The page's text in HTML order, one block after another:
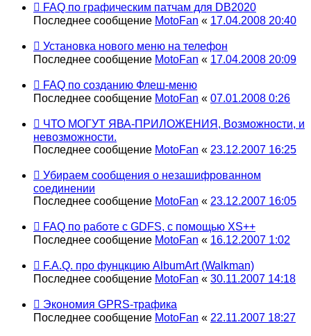
FAQ по графическим патчам для DB2020
Последнее сообщение MotoFan « 17.04.2008 20:40
Установка нового меню на телефон
Последнее сообщение MotoFan « 17.04.2008 20:09
FAQ по созданию Флеш-меню
Последнее сообщение MotoFan « 07.01.2008 0:26
ЧТО МОГУТ ЯВА-ПРИЛОЖЕНИЯ, Возможности, и
невозможности.
Последнее сообщение MotoFan « 23.12.2007 16:25
Убираем сообщения о незашифрованном
соединении
Последнее сообщение MotoFan « 23.12.2007 16:05
FAQ по работе с GDFS, с помощью XS++
Последнее сообщение MotoFan « 16.12.2007 1:02
F.A.Q. про фунцкцию AlbumArt (Walkman)
Последнее сообщение MotoFan « 30.11.2007 14:18
Экономия GPRS-трафика
Последнее сообщение MotoFan « 22.11.2007 18:27